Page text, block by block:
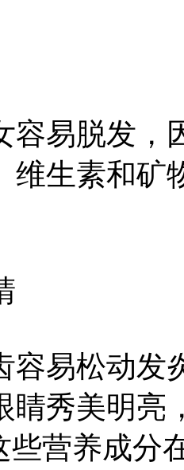
易脱发，
维生素和矿
易松动发
睛秀美明亮
些营养成分